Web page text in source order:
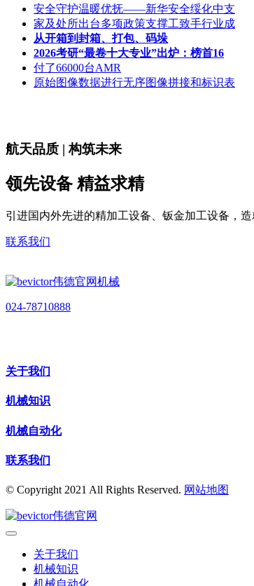
安全守护温暖优抚——新华安全绥化中支
家及处所出台多项政策支撑工致手行业成
从开箱到封箱、打包、码垛
2026考研“最卷十大专业”出炉：榜首16
付了66000台AMR
原始图像数据进行无序图像拼接和标识表
航天品质 | 构筑未来
领先设备 精益求精
引进国内外先进的精加工设备、钣金加工设备，
联系我们
024-78710888
关于我们
机械知识
机械自动化
联系我们
© Copyright 2021 All Rights Reserved. 网站地图 此
关于我们
机械知识
机械自动化